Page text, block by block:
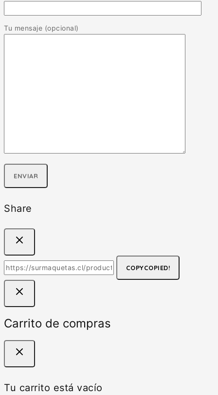
Tu mensaje (opcional)
Share
COPYCOPIED!
Carrito de compras
Tu carrito está vacío